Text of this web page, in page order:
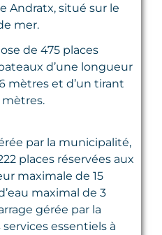
Andratx, situé sur le
mer.
de 475 places
d’une longueur
mètres et d’un tirant
par la municipalité,
places réservées aux
maximale de 15
maximal de 3
gérée par la
essentiels à